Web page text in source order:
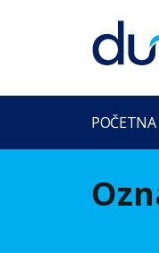
POČETNA